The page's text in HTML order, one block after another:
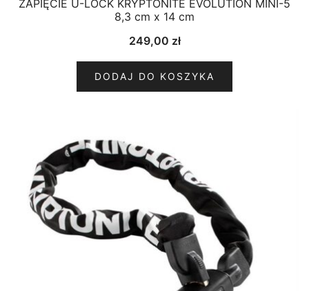
ZAPIĘCIE U-LOCK KRYPTONITE EVOLUTION MINI-5
8,3 cm x 14 cm
249,00 zł
DODAJ DO KOSZYKA